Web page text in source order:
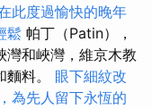
此度過愉快的晚年
鬆 帕丁（Patin），
灣和峽灣，維京木教
料。 眼下細紋改
為先人留下永恆的